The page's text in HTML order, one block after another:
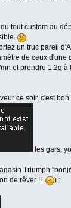
tout custom au
un truc pareil
de ceux d'une
et prendre 1,2g à
ce soir, c'est bon
les gars,
Triumph
de rêver !!
) :